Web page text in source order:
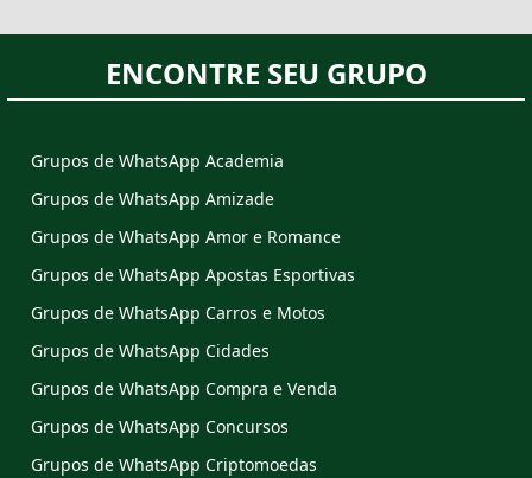
ENCONTRE SEU GRUPO
Grupos de WhatsApp Academia
Grupos de WhatsApp Amizade
Grupos de WhatsApp Amor e Romance
Grupos de WhatsApp Apostas Esportivas
Grupos de WhatsApp Carros e Motos
Grupos de WhatsApp Cidades
Grupos de WhatsApp Compra e Venda
Grupos de WhatsApp Concursos
Grupos de WhatsApp Criptomoedas